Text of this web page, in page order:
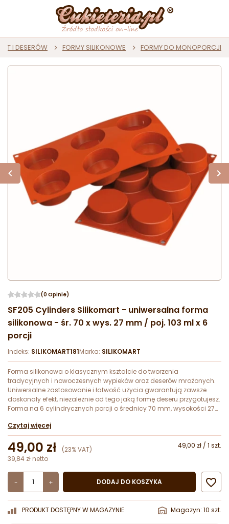
I DESERÓW FORMY SILIKONOWE FORMY DO MONOPORCJI
(0 Opinie)
SF205 Cylinders Silikomart - uniwersalna forma
silikonowa - śr. 70 x wys. 27 mm / poj. 103 ml x 6
porcji
Indeks: SILIKOMART181Marka: SILIKOMART
Forma silikonowa o klasycznym kształcie do tworzenia
tradycyjnych i nowoczesnych wypieków oraz deserów mrożonych.
Uniwersalne zastosowanie i łatwość użycia gwarantują zawsze
doskonały efekt, niezależnie od tego jaką formę deseru przygotujesz.
Forma na 6 cylindrycznych porcji o średnicy 70 mm, wysokości 27
Czytaj więcej
49,00 zł (23% VAT)
49,00 zł / 1 szt.
39,84 zł netto
- + DODAJ DO KOSZYKA 
PRODUKT DOSTĘPNY W MAGAZYNIE Magazyn: 10 szt.